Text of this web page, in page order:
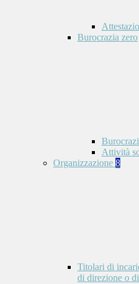
Burocrazia zero
Attività
Organizzazione 8
Titolari di
di direzione o